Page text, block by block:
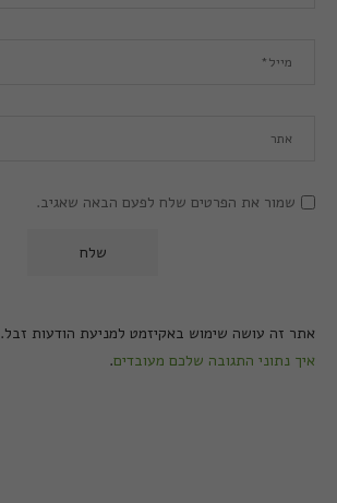
שמור את הפרטים שלח לפעם הבאה שאגיב.
אתר זה עושה שימוש באקיזמט למניעת הודעות זבל.
איך נתוני התגובה שלכם מעובדים.